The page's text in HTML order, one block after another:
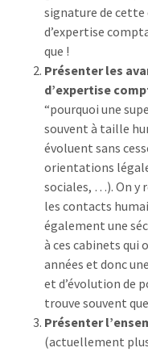
signature de cette
d’expertise
que !
Présenter les
d’expertise
“pourquoi une
souvent à taille
évoluent sans
orientations
sociales, …). On y
les contacts
également une
à ces cabinets qui
années et donc
et d’évolution de
trouve souvent
Présenter
(actuellement